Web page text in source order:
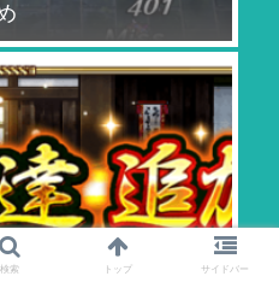
新] 技・術練達のや
検索 トップ サイドバー